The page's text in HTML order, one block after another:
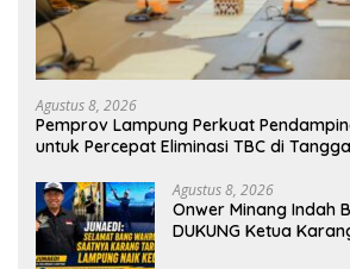
Agustus 8, 2026
Pemprov Lampung Perkuat
untuk Percepat Eliminasi TBC di
Agustus 8, 2026
Onwer Minang Indah
DUKUNG Ketua Karang Taruna Provinsi